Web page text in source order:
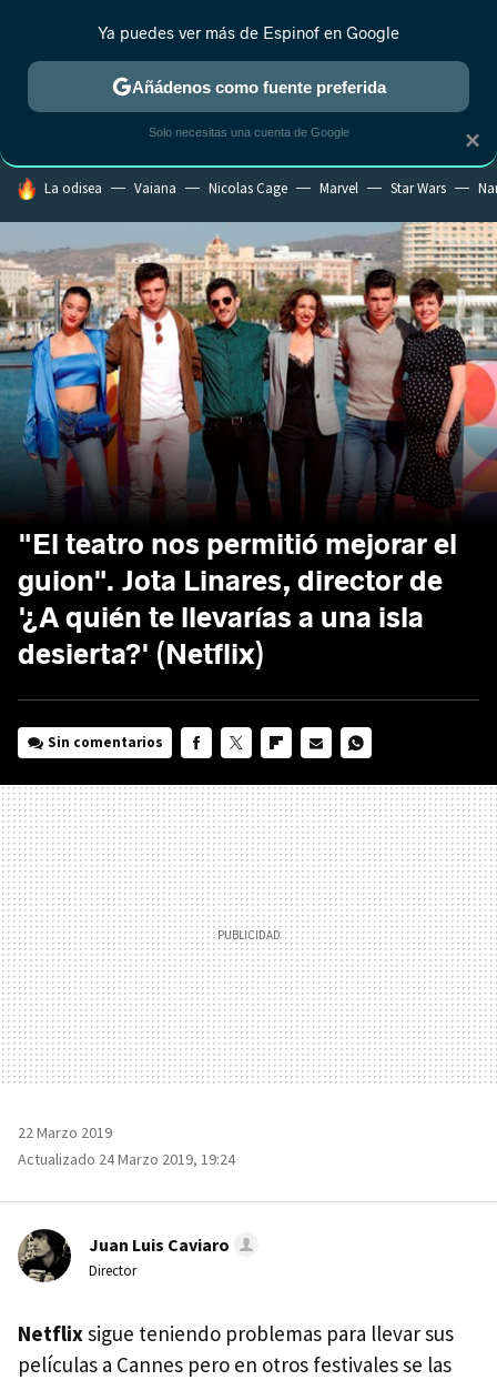
ESTRENOS REALITY ANIME RANKINGS CINE
HOY SE HABLA DE
La odisea Vaiana Nicolas Cage Marvel Star Wars
"El teatro nos permitió mejorar el
guion". Jota Linares, director de
'¿A quién te llevarías a una isla
desierta?' (Netflix)
Sin comentarios
MAIL
22 Marzo 2019
Actualizado 24 Marzo 2019, 19:24
Juan Luis Caviaro
Director
Netflixsigue teniendo problemas para llevar sus
películas a Cannes pero en otros festivales se las
×
Ya puedes ver más de Espinof en Google
Añádenos como fuente preferida
Solo necesitas una cuenta de Google